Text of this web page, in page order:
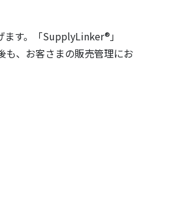
す。「SupplyLinker®」
も、お客さまの販売管理にお